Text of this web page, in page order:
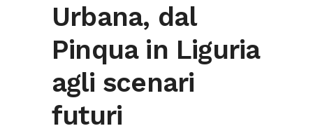
Urbana, dal
Pinqua in Liguria
agli scenari
futuri